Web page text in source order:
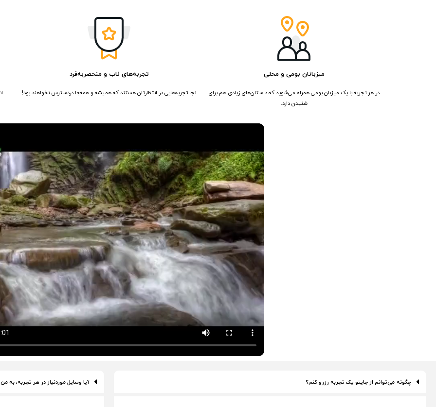
میزبانان بومی و محلی
در هر تجربه با یک میزبان بومی همراه می‌شوید که داستان‌های زیادی هم برای
شنیدن دارد.
تجربه‌های ناب و منحصربه‌فرد
نجا تجربه‌هایی در انتظارتان هستند که همیشه و همه‌جا دردسترس نخواهند بود!
چگونه می‌توانم از جایتو یک تجربه رزرو کنم؟ آیا وسایل موردنیاز در هر تجربه، به